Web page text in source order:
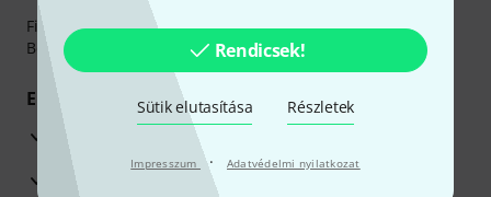
Rendicsek!
Sütik elutasítása Részletek
Impresszum · Adatvédelmi nyilatkozat
Fizessen biztonságosan, titkosítással: Banki átutalás vagy
Betéti- vagy hitelkártya segítségével
Előnyök
3 éves Thomann-garancia
30 napos pénzvisszafizetési garancia